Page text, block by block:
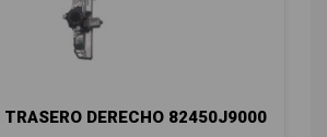
TRASERO DERECHO 82450J9000